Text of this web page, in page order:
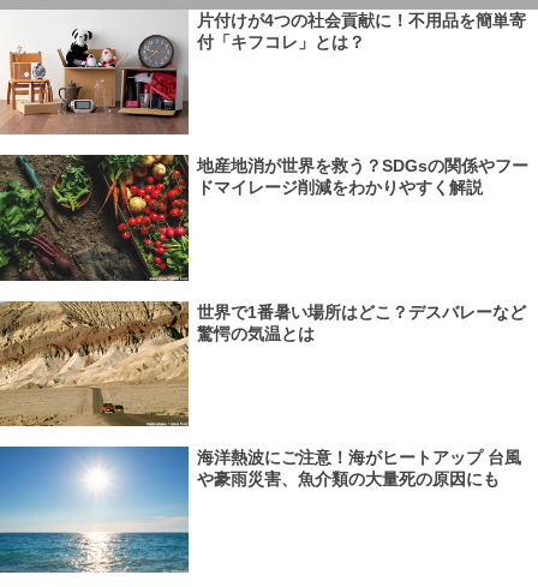
片付けが4つの社会貢献に！不用品を簡単寄
付「キフコレ」とは？
地産地消が世界を救う？SDGsの関係やフー
ドマイレージ削減をわかりやすく解説
世界で1番暑い場所はどこ？デスバレーなど
驚愕の気温とは
海洋熱波にご注意！海がヒートアップ 台風
や豪雨災害、魚介類の大量死の原因にも